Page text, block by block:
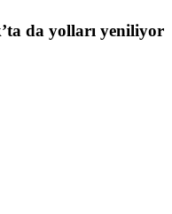
da yolları yeniliyor